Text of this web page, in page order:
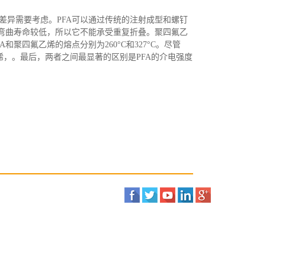
异需要考虑。 PFA可以通过传统的注射成型和螺钉
寿命较低，所以它不能承受重复折叠。聚四氟乙
和聚四氟乙烯的熔点分别为260°C和327°C。尽管
，。最后，两者之间最显著的区别是PFA的介电强度